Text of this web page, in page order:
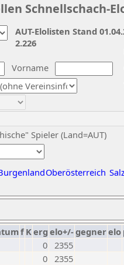
Schnellschach-
Vorname
Spieler (Land=AUT)
Oberösterreich
AUT-Elolisten Stand
2.226
f Kerg elo+/-gegnerelo
0 2355
0 2355